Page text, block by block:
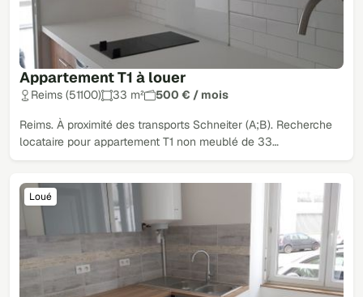
Appartement T1 à louer
Reims (51100) 33 m² 500 € / mois
Reims. À proximité des transports Schneiter (A;B). Recherche
locataire pour appartement T1 non meublé de 33…
Loué